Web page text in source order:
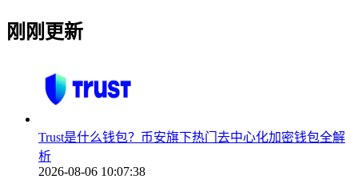
刚刚更新
Trust是什么钱包？币安旗下热门去中心化加密钱包全解
析
2026-08-06 10:07:38